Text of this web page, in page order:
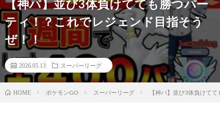
【神パ】並び3体負けてても勝つパー
ティ！？これでレジェンド目指そう
ぜ！！
2026.05.13 スーパーリーグ
HOME ポケモンGO スーパーリーグ 【神パ】並び3体負けて